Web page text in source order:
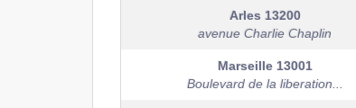
Arles 13200
avenue Charlie Chaplin
Marseille 13001
Boulevard de la liberation...